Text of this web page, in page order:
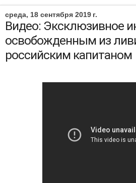
среда, 18 сентября 2019 г.
Видео: Эксклюзивное
освобожденным из
российским капитаном